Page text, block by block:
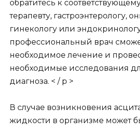
обратитесь к
терапевту, гастроэнтерологу,
гинекологу или
профессиональный врач
необходимое лечение и
необходимые исследования
диагноза. < / p >
В случае возникновения
жидкости в организме может